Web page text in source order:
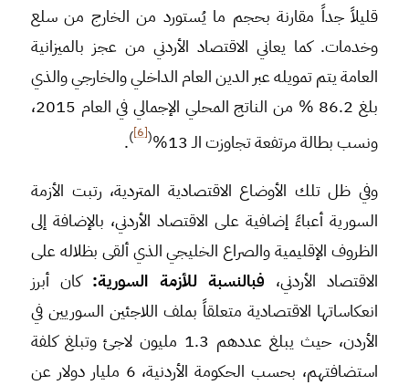
قليلاً جداً مقارنة بحجم ما يُستورد من الخارج من سلع
وخدمات. كما يعاني الاقتصاد الأردني من عجز بالميزانية
العامة يتم تمويله عبر الدين العام الداخلي والخارجي والذي
بلغ 86.2 % من الناتج المحلي الإجمالي في العام 2015،
ونسب بطالة مرتفعة تجاوزت الـ 13%
(
[6]
)
.
وفي ظل تلك الأوضاع الاقتصادية المتردية، رتبت الأزمة
السورية أعباءً إضافية على الاقتصاد الأردني، بالإضافة إلى
الظروف الإقليمية والصراع الخليجي الذي ألقى بظلاله على
الاقتصاد الأردني، فبالنسبة للأزمة السورية: كان أبرز
انعكاساتها الاقتصادية متعلقاً بملف اللاجئين السوريين في
الأردن، حيث يبلغ عددهم 1.3 مليون لاجئ وتبلغ كلفة
استضافتهم، بحسب الحكومة الأردنية، 6 مليار دولار عن